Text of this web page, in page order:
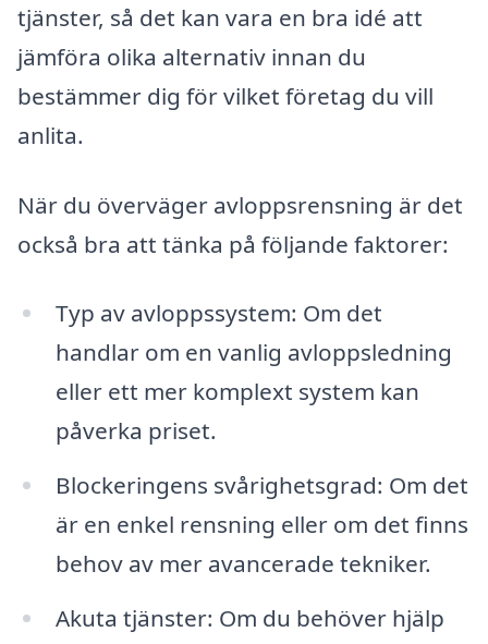
tjänster, så det kan vara en bra idé att
jämföra olika alternativ innan du
bestämmer dig för vilket företag du vill
anlita.
När du överväger avloppsrensning är det
också bra att tänka på följande faktorer:
Typ av avloppssystem: Om det
handlar om en vanlig avloppsledning
eller ett mer komplext system kan
påverka priset.
Blockeringens svårighetsgrad: Om det
är en enkel rensning eller om det finns
behov av mer avancerade tekniker.
Akuta tjänster: Om du behöver hjälp